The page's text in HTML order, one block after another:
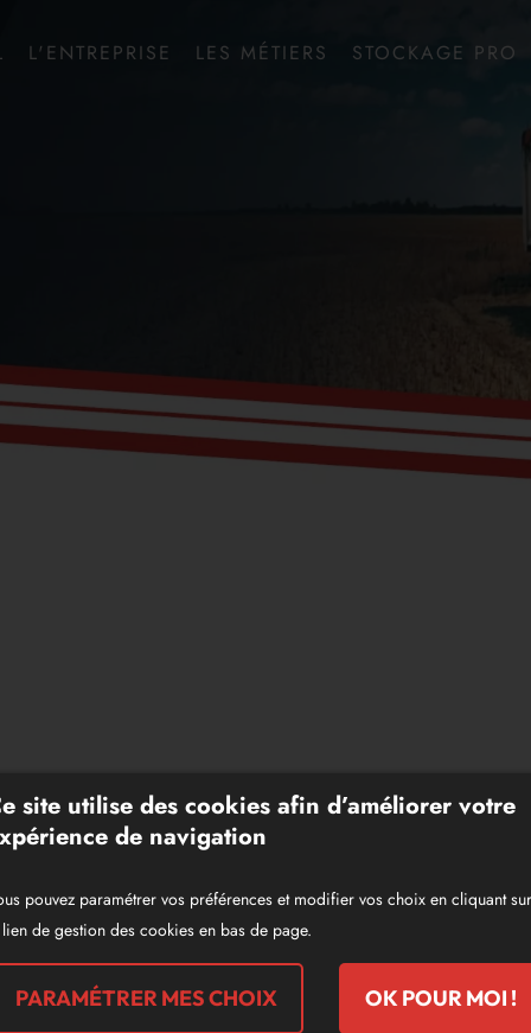
L'ENTREPRISE LES MÉTIERS STOCKAGE PRO
site utilise des cookies afin d’améliorer votre
de navigation
pouvez paramétrer vos préférences et modifier vos choix en cliquant sur
de gestion des cookies en bas de page.
PARAMÉTRER MES CHOIX OK POUR MOI !